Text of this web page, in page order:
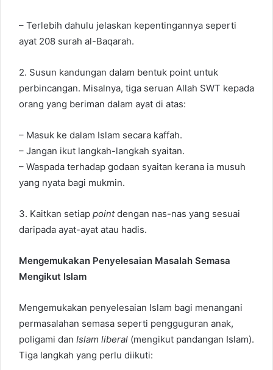
– Terlebih dahulu jelaskan kepentingannya seperti
ayat 208 surah al-Baqarah.
2. Susun kandungan dalam bentuk point untuk
perbincangan. Misalnya, tiga seruan Allah SWT kepada
orang yang beriman dalam ayat di atas:
– Masuk ke dalam Islam secara kaffah.
– Jangan ikut langkah-langkah syaitan.
– Waspada terhadap godaan syaitan kerana ia musuh
yang nyata bagi mukmin.
3. Kaitkan setiap pointdengan nas-nas yang sesuai
daripada ayat-ayat atau hadis.
Mengemukakan Penyelesaian Masalah Semasa
Mengikut Islam
Mengemukakan penyelesaian Islam bagi menangani
permasalahan semasa seperti pengguguran anak,
poligami dan Islam liberal (mengikut pandangan Islam).
Tiga langkah yang perlu diikuti: